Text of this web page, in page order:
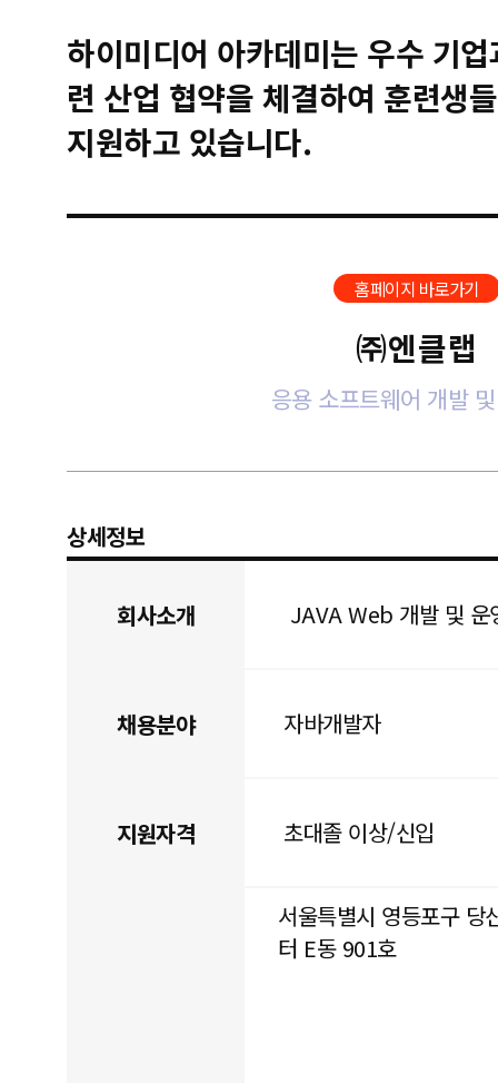
하이미디어 아카데미는 우수 기
련 산업 협약을 체결하여 훈련생
지원하고 있습니다.
홈페이지 바로가기
㈜엔클랩
응용 소프트웨어 개발
상세정보
회사소개 JAVA Web 개발 및
채용분야 자바개발자
지원자격 초대졸 이상/신입
서울특별시 영등포구
터 E동 901호